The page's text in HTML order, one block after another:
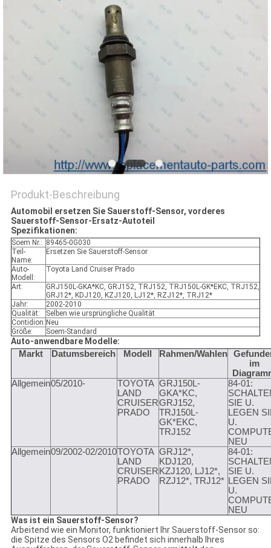
Produkt-Beschreibung
Automobil ersetzen Sie Sauerstoff-Sensor, vorderes
Sauerstoff-Sensor-Ersatz-Autoteil
Spezifikationen:
Soem Nr.: 89465-0G030
Teil-
Name:
Ersetzen Sie Sauerstoff-Sensor
Auto-
Modell:
Toyota Land Cruiser Prado
Art:
GRJ150L-GKA*KC, GRJ152, TRJ152, TRJ150L-GK*EKC, TRJ152,
GRJ12*, KDJ120, KZJ120, LJ12*, RZJ12*, TRJ12*
Jahr:
2002-2010
Qualität:
Selben wie ursprüngliche Qualität
Contidion: Neu
Größe:
Soem-Standard
Auto-anwendbare Modelle:
Markt
Datumsbereich Modell Rahmen/Wahlen
im
Allgemein05/2010-
TOYOTA
LAND
CRUISER
PRADO
GRJ150L-
GKA*KC,
GRJ152,
TRJ150L-
GK*EKC,
TRJ152
84-01:
SIE U.
LEGEN
U.
NEU
Allgemein09/2002-02/2010TOYOTA
LAND
CRUISER
PRADO
GRJ12*,
KDJ120,
KZJ120, LJ12*,
RZJ12*, TRJ12*
84-01:
SIE U.
LEGEN
U.
NEU
Was ist ein Sauerstoff-Sensor?
Arbeitend wie ein Monitor, funktioniert Ihr Sauerstoff-Sensor so:
die Spitze des Sensors O2 befindet sich innerhalb Ihres